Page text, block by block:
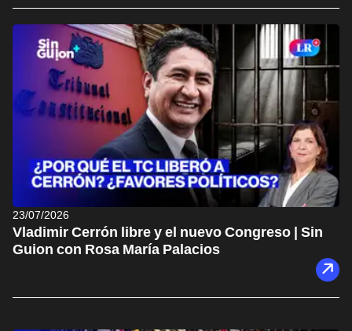
23/07/2026
Vladimir Cerrón libre y el nuevo Congreso | Sin
Guion con Rosa María Palacios